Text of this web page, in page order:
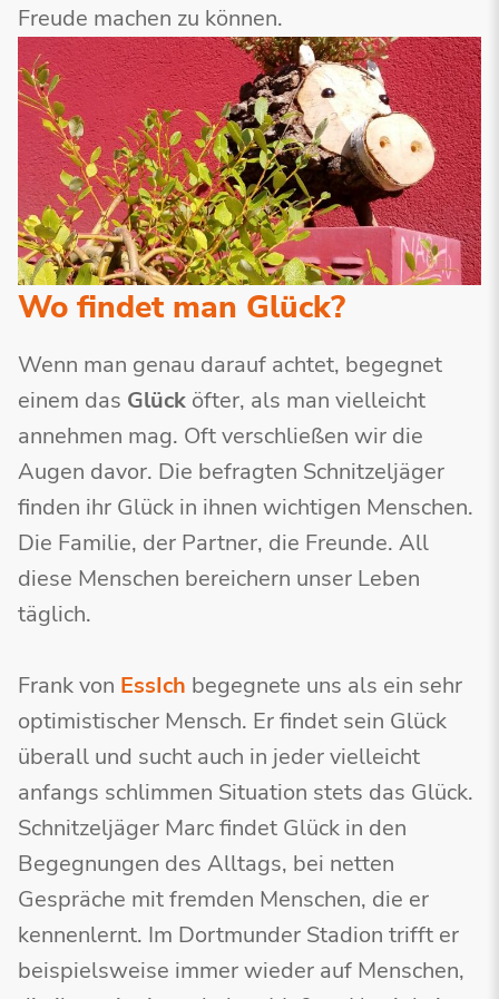
Freude machen zu können.
Wo findet man Glück?
Wenn man genau darauf achtet, begegnet
einem das Glück öfter, als man vielleicht
annehmen mag. Oft verschließen wir die
Augen davor. Die befragten Schnitzeljäger
finden ihr Glück in ihnen wichtigen Menschen.
Die Familie, der Partner, die Freunde. All
diese Menschen bereichern unser Leben
täglich.
Frank von EssIch begegnete uns als ein sehr
optimistischer Mensch. Er findet sein Glück
überall und sucht auch in jeder vielleicht
anfangs schlimmen Situation stets das Glück.
Schnitzeljäger Marc findet Glück in den
Begegnungen des Alltags, bei netten
Gespräche mit fremden Menschen, die er
kennenlernt. Im Dortmunder Stadion trifft er
beispielsweise immer wieder auf Menschen,